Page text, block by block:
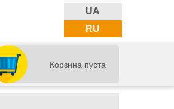
UA
RU
Корзина пуста